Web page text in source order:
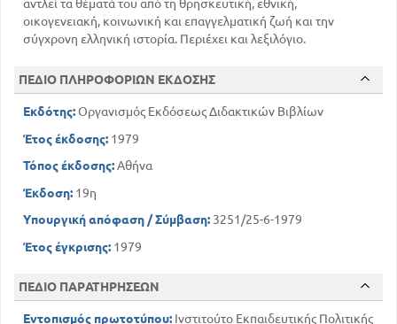
ΖΕΙ Ο ΒΑΣΙΛΙΑΣ ΑΛΕΞΑΝΔΡΟΣ ; Γ. ΔΡΟΣΙΝΗ
ΤΟ ΚΛΕΦΤΗ ΤΟ ΚΙΒΟΥΡΙ ΔΗΜΟΤΙΚΟ
ΜΕΣΟΛΟΓΓΙ ΔΗΜΟΤΙΚΟ
101
125
ΑΠΌ ΤΗΝ ΟΙΚΟΓΕΝΕΙΑΚΗ ΖΩΗ ΚΑΙ ΤΗΝ
ΚΟΙΝΩΝΙΚΗ ΖΩΗ
ΤΟ ΣΠΙΤΙ ΜΑΣ Γ. ΣΤΡΑΤΗΓΗ
ΤΟ ΔΑΣΟΣ Μ. ΜΑΛΑΚΑΣΗ
ΕΝΑΣ ΦΙΛΟΣ ΜΟΥ Μ. ΑΜΑΡΙΩΤΟΥ
ΠΑΡΟΙΜΙΕΣ ΣΥΛΛΟΓΗ Ν. Γ. ΠΟΛΙΤΟΥ
ΕΛΛΗΝΙΚΗ ΦΥΣΗ ΚΑΙ ΖΩΗ
Ο ΤΡΥΓΟΣ ΗΛ. ΒΟΥΤΙΕΡΙΔΗ
232
259
αντλεί τα θέματά του από τη θρησκευτική, εθνική,
οικογενειακή, κοινωνική και επαγγελματική ζωή και την
σύγχρονη ελληνική ιστορία. Περιέχει και λεξιλόγιο.
ΠΕΔΙΟ ΠΛΗΡΟΦΟΡΙΩΝ ΕΚΔΟΣΗΣ
Εκδότης:Οργανισμός Εκδόσεως Διδακτικών Βιβλίων
Έτος έκδοσης: 1979
Τόπος έκδοσης:Αθήνα
Έκδοση: 19η
Υπουργική απόφαση / Σύμβαση: 3251/25-6-1979
Έτος έγκρισης: 1979
ΠΕΔΙΟ ΠΑΡΑΤΗΡΗΣΕΩΝ
Εντοπισμός πρωτοτύπου: Ινστιτούτο Εκπαιδευτικής Πολιτικής